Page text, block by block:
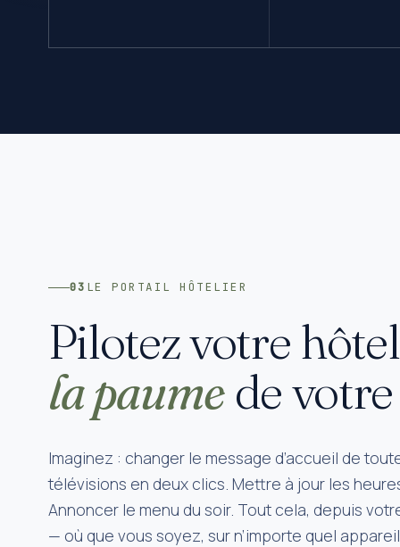
03 LE PORTAIL HÔTELIER
Pilotez votre hôtel
la paumede
Imaginez : changer le message d’accueil de
télévisions en deux clics. Mettre à jour les
Annoncer le menu du soir. Tout cela, depuis
— où que vous soyez, sur n’importe quel